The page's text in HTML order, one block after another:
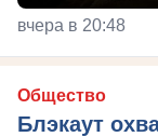
вчера в 20:48
Общество
Блэкаут